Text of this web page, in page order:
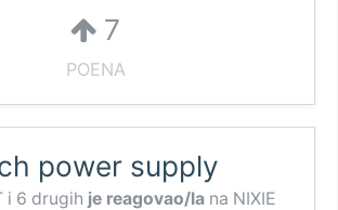
7
POENA
power supply
i 6 drugih je reagovao/la na NIXIE